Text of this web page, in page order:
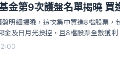
金第9次護盤名單揭曉 買
明細揭曉，這次集中買進8檔股票，
金及日月光投控，且8檔股票全數獲
億元最多、出售股票獲利76.59億元